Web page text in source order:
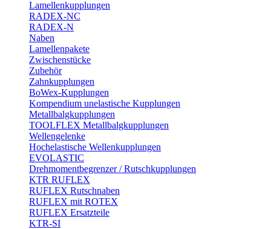
Lamellenkupplungen
RADEX-NC
RADEX-N
Naben
Lamellenpakete
Zwischenstücke
Zubehör
Zahnkupplungen
BoWex-Kupplungen
Kompendium unelastische Kupplungen
Metallbalgkupplungen
TOOLFLEX Metallbalgkupplungen
Wellengelenke
Hochelastische Wellenkupplungen
EVOLASTIC
Drehmomentbegrenzer / Rutschkupplungen
KTR RUFLEX
RUFLEX Rutschnaben
RUFLEX mit ROTEX
RUFLEX Ersatzteile
KTR-SI